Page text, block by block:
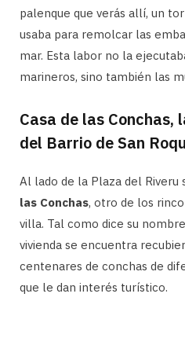
palenque que verás allí, un
usaba para remolcar las
mar. Esta labor no la
marineros, sino también las
Casa de las Conchas,
del Barrio de San
Al lado de la Plaza del Riveru
las Conchas, otro de los
villa. Tal como dice su
vivienda se encuentra
centenares de conchas de
que le dan interés turístico.